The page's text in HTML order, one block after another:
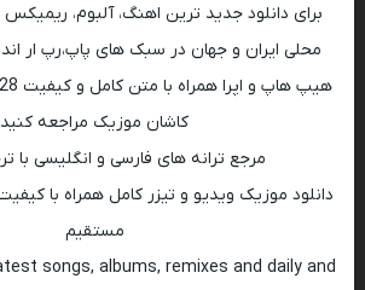
برای دانلود جدید ترین اهنگ، آلبوم،
محلی ایران و جهان در سبک های پاپ،رپ ار اند
کاشان موزیک مراجعه کنید
مرجع ترانه های فارسی و انگلیسی با
دانلود موزیک ویدیو و تیزر کامل همراه با
مستقیم
songs, albums, remixes and daily and